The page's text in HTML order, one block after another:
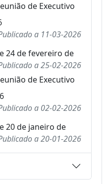
de Executivo
a 11-03-2026
24 de fevereiro de
a25-02-2026
de Executivo
a 02-02-2026
20 de janeiro de
a20-01-2026